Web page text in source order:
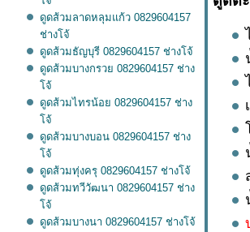
ดูดส้วมลาดหลุมแก้ว 0829604157
ช่างโจ้
ดูดส้วมธัญบุรี 0829604157 ช่างโจ้
ดูดส้วมบางกรวย 0829604157 ช่าง
จ้
ดูดส้วมไทรน้อย 0829604157 ช่าง
จ้
ดูดส้วมบางบอน 0829604157 ช่าง
จ้
ดูดส้วมทุ่งครุ 0829604157 ช่างโจ้
ดูดส้วมทวีวัฒนา 0829604157 ช่าง
จ้
ดูดส้วมบางนา 0829604157 ช่างโจ้